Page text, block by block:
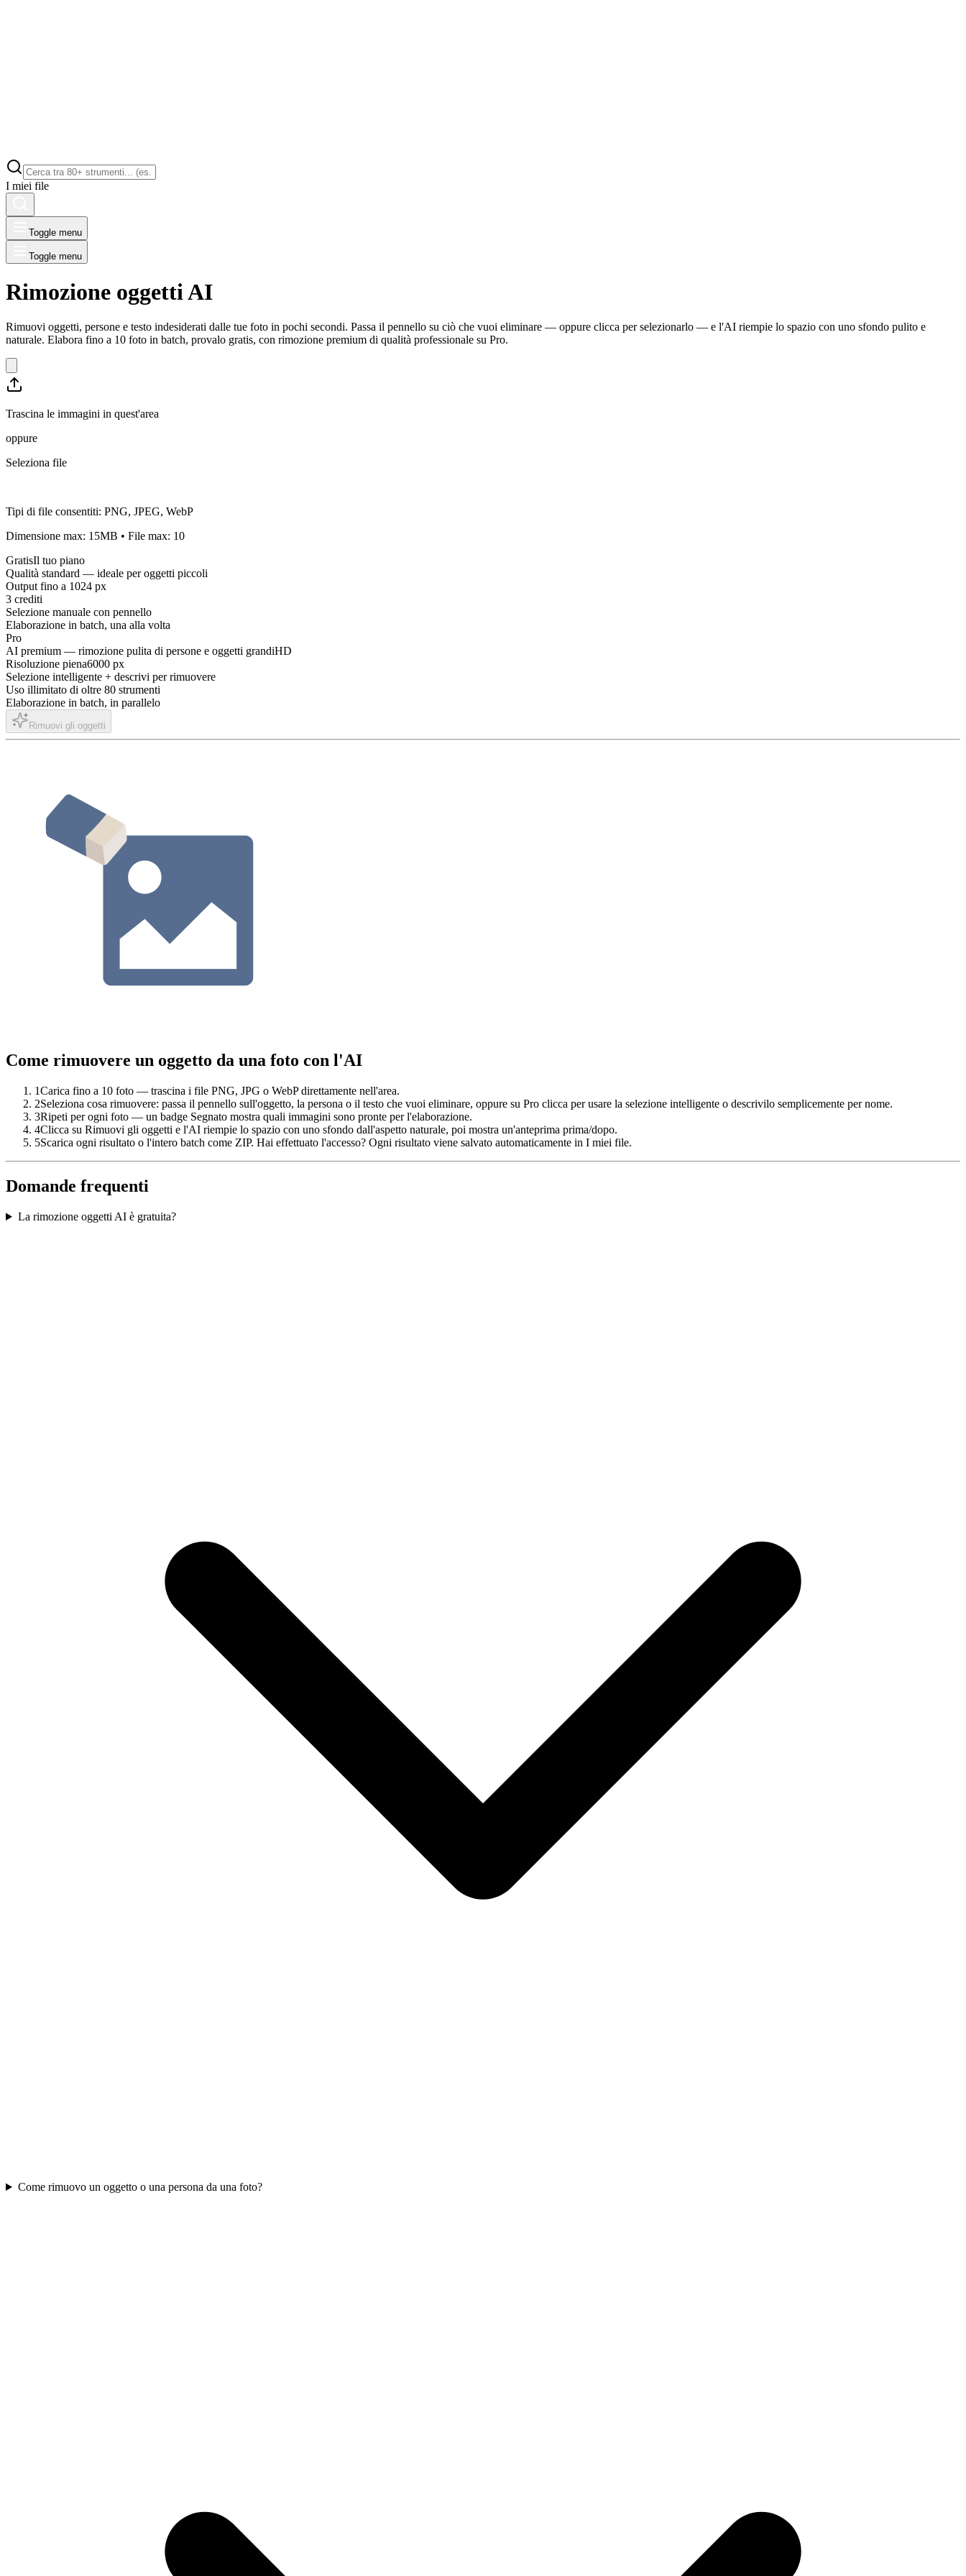
I miei file
Toggle menu
Toggle menu
Rimozione oggetti AI
Rimuovi oggetti, persone e testo indesiderati dalle tue foto in pochi secondi. Passa il pennello su ciò che vuoi eliminare — oppure clicca per selezionarlo — e l'AI riempie lo spazio con uno sfondo pulito e
naturale. Elabora fino a 10 foto in batch, provalo gratis, con rimozione premium di qualità professionale su Pro.
Trascina le immagini in quest'area
oppure
Seleziona file
Tipi di file consentiti: PNG, JPEG, WebP
Dimensione max: 15MB • File max: 10
GratisIl tuo piano
Qualità standard — ideale per oggetti piccoli
Output fino a 1024 px
3 crediti
Selezione manuale con pennello
Elaborazione in batch, una alla volta
Pro
AI premium — rimozione pulita di persone e oggetti grandiHD
Risoluzione piena6000 px
Selezione intelligente + descrivi per rimuovere
Uso illimitato di oltre 80 strumenti
Elaborazione in batch, in parallelo
Rimuovi gli oggetti
Come rimuovere un oggetto da una foto con l'AI
1Carica fino a 10 foto — trascina i file PNG, JPG o WebP direttamente nell'area.
2Seleziona cosa rimuovere: passa il pennello sull'oggetto, la persona o il testo che vuoi eliminare, oppure su Pro clicca per usare la selezione intelligente o descrivilo semplicemente per nome.
3Ripeti per ogni foto — un badge Segnato mostra quali immagini sono pronte per l'elaborazione.
4Clicca su Rimuovi gli oggetti e l'AI riempie lo spazio con uno sfondo dall'aspetto naturale, poi mostra un'anteprima prima/dopo.
5Scarica ogni risultato o l'intero batch come ZIP. Hai effettuato l'accesso? Ogni risultato viene salvato automaticamente in I miei file.
Domande frequenti
La rimozione oggetti AI è gratuita?
Come rimuovo un oggetto o una persona da una foto?